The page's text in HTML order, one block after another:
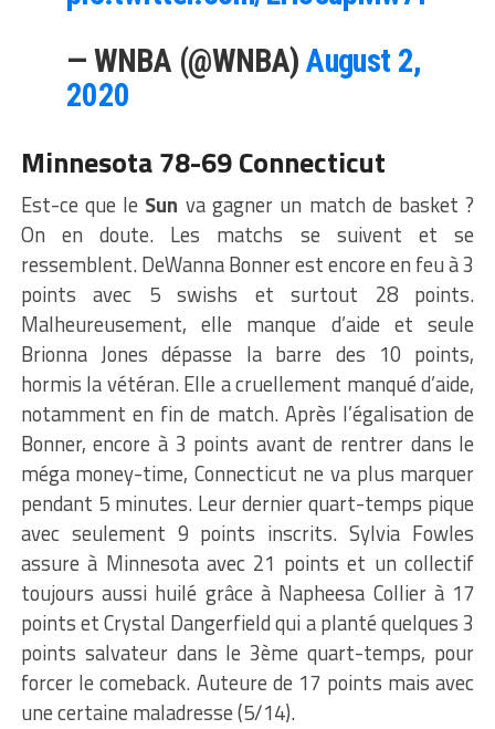
— WNBA (@WNBA)August 2,
2020
Minnesota 78-69 Connecticut
Est-ce que le Sun va gagner un match de basket ?
On en doute. Les matchs se suivent et se
ressemblent. DeWanna Bonner est encore en feu à 3
points avec 5 swishs et surtout 28 points.
Malheureusement, elle manque d’aide et seule
Brionna Jones dépasse la barre des 10 points,
hormis la vétéran. Elle a cruellement manqué d’aide,
notamment en fin de match. Après l’égalisation de
Bonner, encore à 3 points avant de rentrer dans le
méga money-time, Connecticut ne va plus marquer
pendant 5 minutes. Leur dernier quart-temps pique
avec seulement 9 points inscrits. Sylvia Fowles
assure à Minnesota avec 21 points et un collectif
toujours aussi huilé grâce à Napheesa Collier à 17
points et Crystal Dangerfieldqui a planté quelques 3
points salvateur dans le 3ème quart-temps, pour
forcer le comeback. Auteure de 17 points mais avec
une certaine maladresse (5/14).